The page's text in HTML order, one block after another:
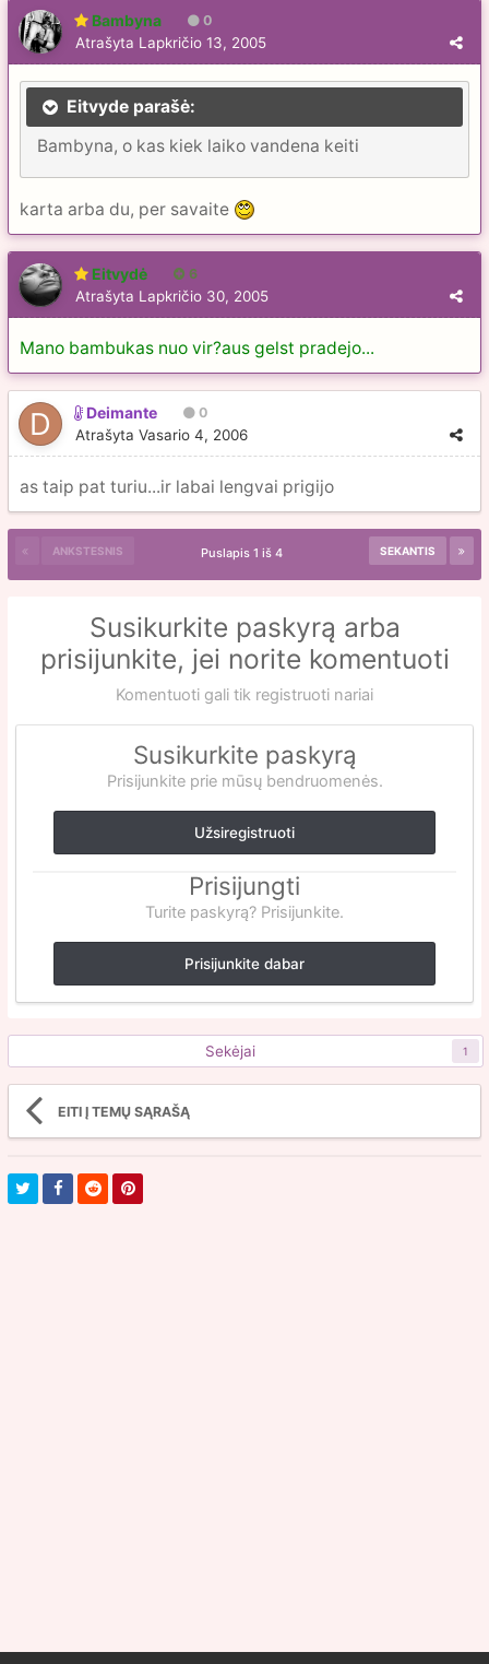
Bambyna 0
Atrašyta Lapkričio 13, 2005
Eitvyde parašė:
Bambyna, o kas kiek laiko vandena keiti
karta arba du, per savaite
Eitvydė 6
Atrašyta Lapkričio 30, 2005
Mano bambukas nuo vir?aus gelst pradejo...
Deimante 0
Atrašyta Vasario 4, 2006
as taip pat turiu...ir labai lengvai prigijo
ANKSTESNIS SEKANTIS
Puslapis 1 iš 4
Susikurkite paskyrą arba
prisijunkite, jei norite komentuoti
Komentuoti gali tik registruoti nariai
Susikurkite paskyrą
Prisijunkite prie mūsų bendruomenės.
Užsiregistruoti
Prisijungti
Turite paskyrą? Prisijunkite.
Prisijunkite dabar
Sekėjai 1
EITI Į TEMŲ SĄRAŠĄ